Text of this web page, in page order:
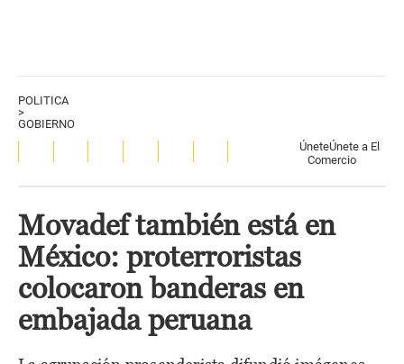
POLITICA
>
GOBIERNO
ÚneteÚnete a El
Comercio
Movadef también está en
México: proterroristas
colocaron banderas en
embajada peruana